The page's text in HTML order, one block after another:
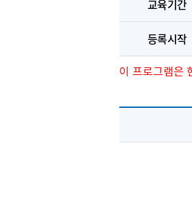
교육기간
등록시작
이 프로그램은